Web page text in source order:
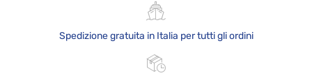
Spedizione gratuita in Italia per tutti gli ordini